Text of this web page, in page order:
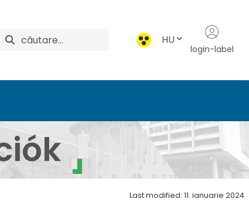
HU
login-label
tudományok
Last modified: 11. ianuarie 2024